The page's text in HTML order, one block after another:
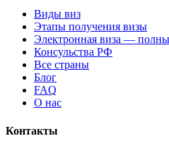
Виды виз
Этапы получения визы
Электронная виза —
Консульства РФ
Все страны
Блог
FAQ
О нас
Контакты